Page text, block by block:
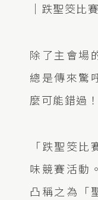
｜跌聖筊比賽
除了主會場
總是傳來驚
麼可能錯過！
「跌聖筊
味競賽活動
凸稱之為「